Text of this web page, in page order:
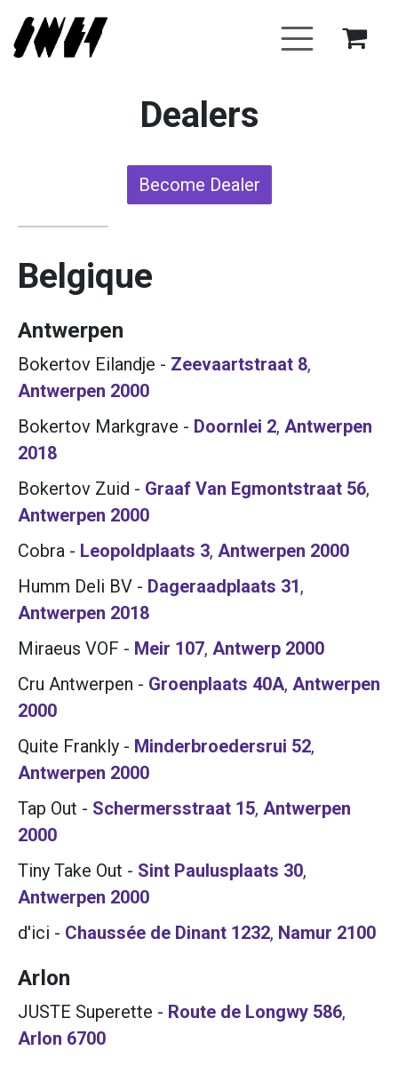
Se rendre au contenu
Dealers
Become Dealer
Belgique
Antwerpen
Bokertov Eilandje - Zeevaartstraat 8,
Antwerpen 2000
Bokertov Markgrave - Doornlei 2, Antwerpen
2018
Bokertov Zuid - Graaf Van Egmontstraat 56,
Antwerpen 2000
Cobra - Leopoldplaats 3, Antwerpen 2000
Humm Deli BV - Dageraadplaats 31,
Antwerpen 2018
Miraeus VOF - Meir 107, Antwerp 2000
Cru Antwerpen - Groenplaats 40A, Antwerpen
2000
Quite Frankly - Minderbroedersrui 52,
Antwerpen 2000
Tap Out - Schermersstraat 15, Antwerpen
2000
Tiny Take Out - Sint Paulusplaats 30,
Antwerpen 2000
d'ici - Chaussée de Dinant 1232, Namur 2100
Arlon
JUSTE Superette - Route de Longwy 586,
Arlon 6700